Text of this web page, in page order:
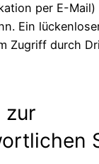
per E-
Ein
Zugriff durch
zur